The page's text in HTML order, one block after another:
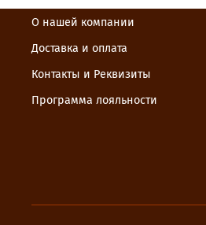
О нашей компании
Доставка и оплата
Контакты и Реквизиты
Программа лояльности